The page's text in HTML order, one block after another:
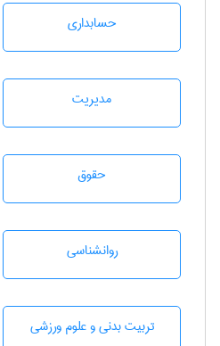
حسابداری
مديريت
حقوق
روانشناسی
تربيت بدنی و علوم ورزشی